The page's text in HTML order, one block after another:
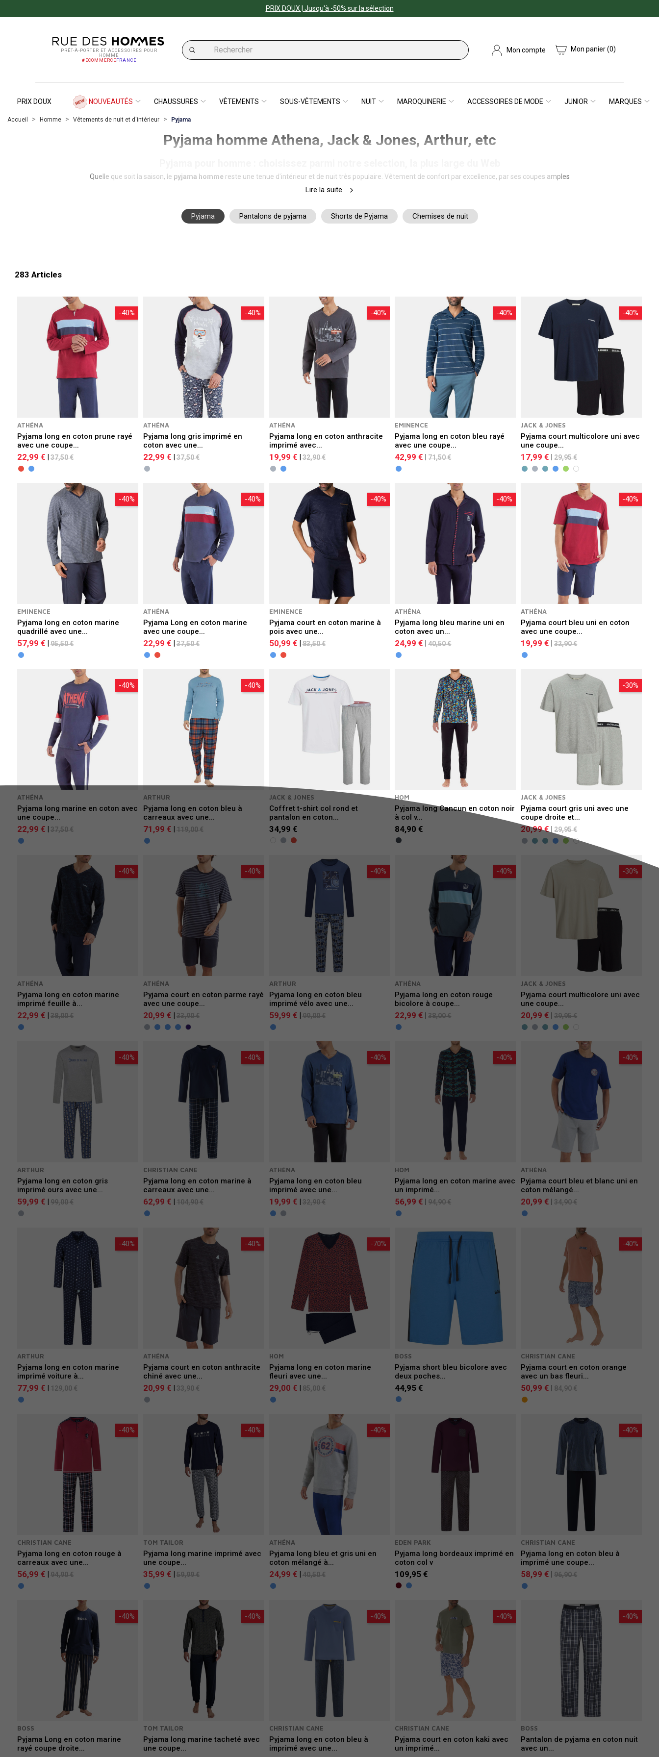
PRIX DOUX | Jusqu'à -50% sur la sélection
PRÊT-À-PORTER ET ACCESSOIRES POUR
HOMME
#ECOMMERCE FRANCE
Mon compte Mon panier(0)
PRIX DOUX NOUVEAUTÉS CHAUSSURES VÊTEMENTS SOUS-VÊTEMENTS NUIT MAROQUINERIE ACCESSOIRES DE MODE JUNIOR MARQUES
Accueil Homme Vêtements de nuit et d'intérieur Pyjama
Pyjama homme Athena, Jack & Jones, Arthur, etc
Quelle que soit la saison, le pyjama homme reste une tenue d'intérieur et de nuit très populaire. Vêtement de confort par excellence, par ses coupes amples
pyjamas pour répondre à tous les besoins et tous les styles : des pyjamas courts composés d'un short ou d'un bermuda et d'un tee-shirt manches longues
à la fois nobles et confortables comme le jersey de coton, le coton molletonné, l’interlock ou le velours, découvrez notre collection de pyjamas classiques et
élégants avec des marques comme Eminence, HOM, ou Mariner. Découvrez aussi les collections de pyjamas sur des thèmes fantaisie chez Arthur et
Lire la suite
Pyjama Pantalons de pyjama Shorts de Pyjama Chemises de nuit
283 Articles
-40%
ATHÉNA
Pyjama long en coton prune rayé
avec une coupe...
22,99 € 37,50 €
-40%
ATHÉNA
Pyjama long gris imprimé en
coton avec une...
22,99 € 37,50 €
-40%
ATHÉNA
Pyjama long en coton anthracite
imprimé avec...
19,99 € |32,90 €
-40%
EMINENCE
Pyjama long en coton bleu rayé
avec une coupe...
42,99 € |71,50 €
-40%
JACK & JONES
Pyjama court multicolore uni avec
une coupe...
17,99 € |29,95 €
-40%
EMINENCE
Pyjama long en coton marine
quadrillé avec une...
57,99 € | 95,50 €
-40%
ATHÉNA
Pyjama Long en coton marine
avec une coupe...
22,99 € | 37,50 €
-40%
EMINENCE
Pyjama court en coton marine à
pois avec une...
50,99 € |83,50 €
-40%
ATHÉNA
Pyjama long bleu marine uni en
coton avec un...
24,99 € |40,50 €
-40%
ATHÉNA
Pyjama court bleu uni en coton
avec une coupe...
19,99 € |32,90 €
-40%
ATHÉNA
Pyjama long marine en coton avec
une coupe...
22,99 € 37,50 €
-40%
ARTHUR
Pyjama long en coton bleu à
carreaux avec une...
71,99 € 119,00 €
JACK & JONES
Coffret t-shirt col rond et
pantalon en coton...
34,99 €
HOM
Pyjama long Cancun en coton noir
à col v...
84,90 €
-30%
JACK & JONES
Pyjama court gris uni avec une
coupe droite et...
20,99 € |29,95 €
-40%
ATHÉNA
Pyjama long en coton marine
imprimé feuille à...
22,99 € 38,00 €
-40%
ATHÉNA
Pyjama court en coton parme rayé
avec une coupe...
20,99 € 33,90 €
-40%
ARTHUR
Pyjama long en coton bleu
imprimé vélo avec une...
59,99 € 99,00 €
-40%
ATHÉNA
Pyjama long en coton rouge
bicolore à coupe...
22,99 € 38,00 €
-30%
JACK & JONES
Pyjama court multicolore uni avec
une coupe...
20,99 € 29,95 €
-40%
ARTHUR
Pyjama long en coton gris
imprimé ours avec une...
59,99 € 99,00 €
-40%
CHRISTIAN CANE
Pyjama long en coton marine à
carreaux avec une...
62,99 € 104,90 €
-40%
ATHÉNA
Pyjama long en coton bleu
imprimé avec une...
19,99 € 32,90 €
-40%
HOM
Pyjama long en coton marine avec
un imprimé...
56,99 € 94,90 €
-40%
ATHÉNA
Pyjama court bleu et blanc uni en
coton mélangé...
20,99 € 34,90 €
-40%
ARTHUR
Pyjama long en coton marine
imprimé voiture à...
77,99 € 129,00 €
-40%
ATHÉNA
Pyjama court en coton anthracite
chiné avec une...
20,99 € 33,90 €
-70%
HOM
Pyjama long en coton marine
fleuri avec une...
29,00 € 85,00 €
BOSS
Pyjama short bleu bicolore avec
deux poches...
44,95 €
-40%
CHRISTIAN CANE
Pyjama court en coton orange
avec un bas fleuri...
50,99 € 84,90 €
-40%
CHRISTIAN CANE
Pyjama long en coton rouge à
carreaux avec une...
56,99 € | 94,90 €
-40%
TOM TAILOR
Pyjama long marine imprimé avec
une coupe...
35,99 € | 59,99 €
-40%
ATHÉNA
Pyjama long bleu et gris uni en
coton mélangé à...
24,99 € | 40,50 €
EDEN PARK
Pyjama long bordeaux imprimé en
coton col v
109,95 €
-40%
CHRISTIAN CANE
Pyjama long en coton bleu à
imprimé une coupe...
58,99 € | 96,90 €
-40%
BOSS
Pyjama Long en coton marine
rayé coupe droite...
-40%
TOM TAILOR
Pyjama long marine tacheté avec
une coupe...
-40%
CHRISTIAN CANE
Pyjama long en coton bleu à
imprimé avec une...
-40%
CHRISTIAN CANE
Pyjama court en coton kaki avec
un imprimé...
-40%
BOSS
Pantalon de pyjama en coton nuit
avec un...